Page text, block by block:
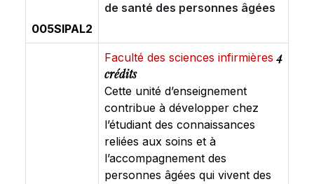
005SIPAL2
de santé des personnes âgées
Faculté des sciences infirmières4
crédits
Cette unité d’enseignement
contribue à développer chez
l’étudiant des connaissances
reliées aux soins et à
l’accompagnement des
personnes âgées qui vivent des